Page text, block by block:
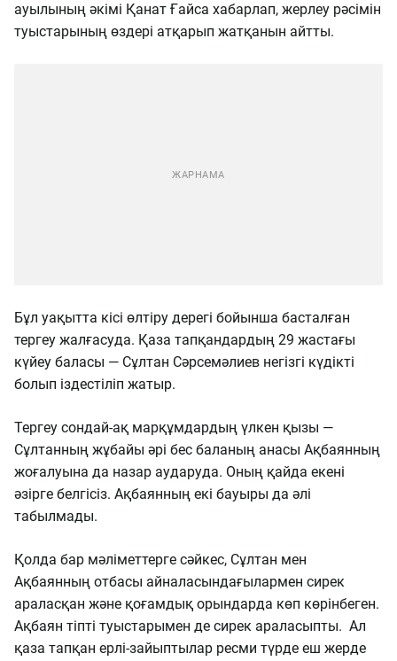
ауылының әкімі Қанат Ғайса хабарлап, жерлеу рәсімін
туыстарының өздері атқарып жатқанын айтты.
Бұл уақытта кісі өлтіру дерегі бойынша басталған
тергеу жалғасуда. Қаза тапқандардың 29 жастағы
күйеу баласы — Сұлтан Сәрсемәлиев негізгі күдікті
болып іздестіліп жатыр.
Тергеу сондай-ақ марқұмдардың үлкен қызы —
Сұлтанның жұбайы әрі бес баланың анасы Ақбаянның
жоғалуына да назар аударуда. Оның қайда екені
әзірге белгісіз. Ақбаянның екі бауыры да әлі
табылмады.
Қолда бар мәліметтерге сәйкес, Сұлтан мен
Ақбаянның отбасы айналасындағылармен сирек
араласқан және қоғамдық орындарда көп көрінбеген.
Ақбаян тіпті туыстарымен де сирек араласыпты. Ал
қаза тапқан ерлі-зайыптылар ресми түрде еш жерде